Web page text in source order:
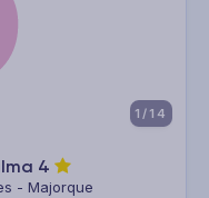
1/14
4
- Majorque